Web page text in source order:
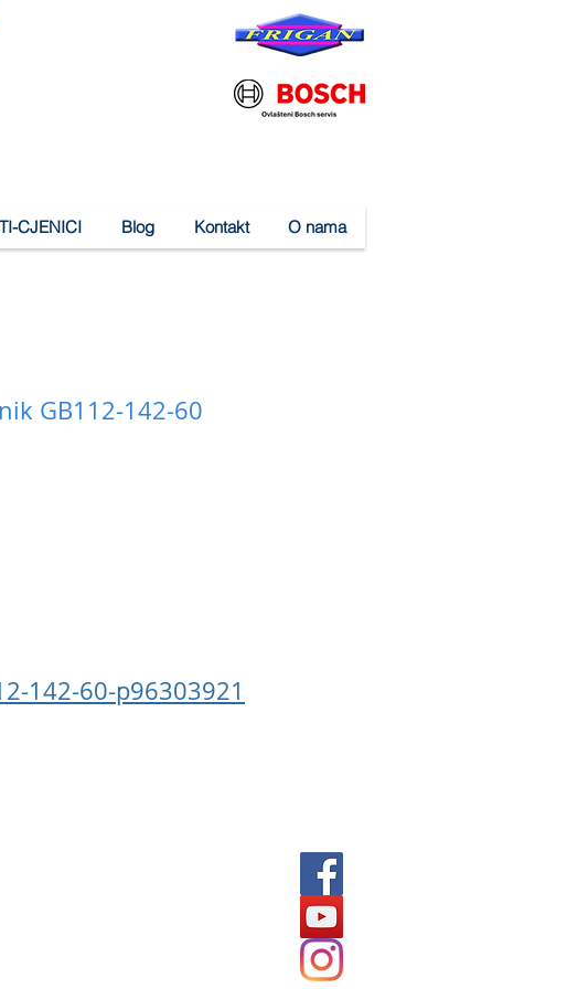
CJENICI Blog Kontakt O nama
GB112-142-60
142-60-p96303921